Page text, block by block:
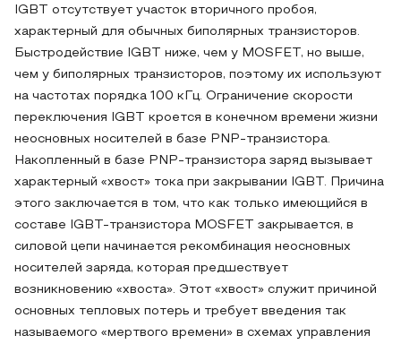
IGBT отсутствует участок вторичного пробоя,
характерный для обычных биполярных транзисторов.
Быстродействие IGBT ниже, чем у MOSFET, но выше,
чем у биполярных транзисторов, поэтому их используют
на частотах порядка 100 кГц. Ограничение скорости
переключения IGBT кроется в конечном времени жизни
неосновных носителей в базе PNP-транзистора.
Накопленный в базе PNP-транзистора заряд вызывает
характерный «хвост» тока при закрывании IGBT. Причина
этого заключается в том, что как только имеющийся в
составе IGBT-транзистора MOSFET закрывается, в
силовой цепи начинается рекомбинация неосновных
носителей заряда, которая предшествует
возникновению «хвоста». Этот «хвост» служит причиной
основных тепловых потерь и требует введения так
называемого «мертвого времени» в схемах управления